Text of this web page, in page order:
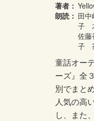
著者：
朗読： 田
子
佐
子
童話オー
ーズ』全
別でまと
人気の高
し、また